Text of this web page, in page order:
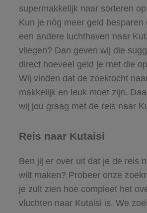
supermakkelijk naar sorteren
Kun je nóg meer geld besparen
een andere luchthaven naar
vliegen? Dan geven wij die
direct hoeveel geld je met die
Wij vinden dat de zoektocht
makkelijk en leuk moet zijn.
wij jou graag met de reis naar
Reis naar Kutaisi
Ben jij er over uit dat je de reis
wilt maken? Probeer onze
je zult zien hoe compleet het
vluchten naar Kutaisi is. We